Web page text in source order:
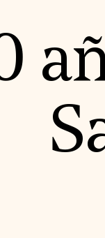
DEAL BOOTH
Partnerships
& Publications
& Webinars
US